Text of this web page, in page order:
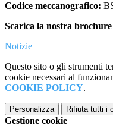
Codice meccanografico:
Scarica la nostra
Notizie
Questo sito o gli strumenti
cookie necessari al
COOKIE POLICY.
Personalizza Rifiuta tutti i
Gestione cookie